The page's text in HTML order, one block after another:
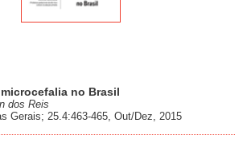
no Brasil
dos Reis
Gerais; 25.4:463-465, Out/Dez, 2015